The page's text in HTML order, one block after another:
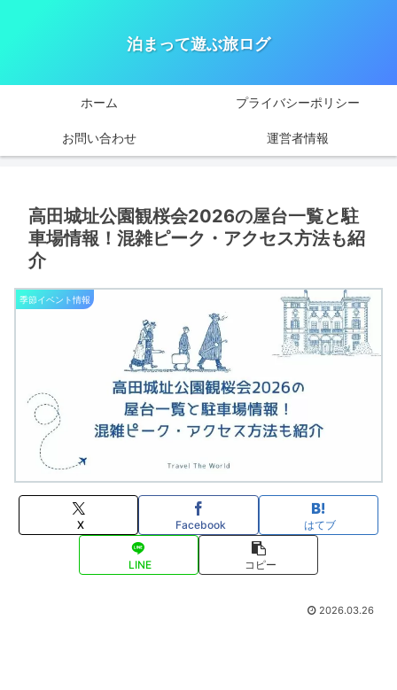
泊まって遊ぶ旅ログ
ホーム プライバシーポリシー
お問い合わせ 運営者情報
高田城址公園観桜会2026の屋台一覧と駐
車場情報！混雑ピーク・アクセス方法も紹
介
季節イベント情報
X Facebook はてブ
LINE コピー
2026.03.26